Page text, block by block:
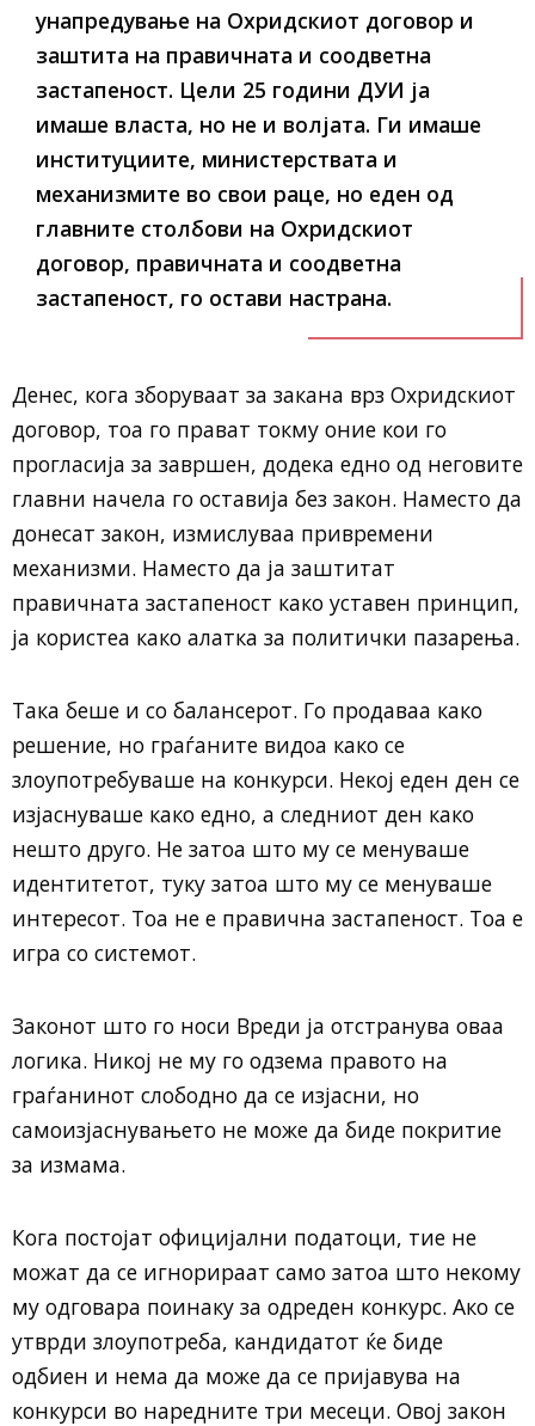
унапредување на Охридскиот договор и
заштита на правичната и соодветна
застапеност. Цели 25 години ДУИ ја
имаше власта, но не и волјата. Ги имаше
институциите, министерствата и
механизмите во свои раце, но еден од
главните столбови на Охридскиот
договор, правичната и соодветна
застапеност, го остави настрана.
Денес, кога зборуваат за закана врз Охридскиот
договор, тоа го прават токму оние кои го
прогласија за завршен, додека едно од неговите
главни начела го оставија без закон. Наместо да
донесат закон, измислуваа привремени
механизми. Наместо да ја заштитат
правичната застапеност како уставен принцип,
ја користеа како алатка за политички пазарења.
Така беше и со балансерот. Го продаваа како
решение, но граѓаните видоа како се
злоупотребуваше на конкурси. Некој еден ден се
изјаснуваше како едно, а следниот ден како
нешто друго. Не затоа што му се менуваше
идентитетот, туку затоа што му се менуваше
интересот. Тоа не е правична застапеност. Тоа е
игра со системот.
Законот што го носи Вреди ја отстранува оваа
логика. Никој не му го одзема правото на
граѓанинот слободно да се изјасни, но
самоизјаснувањето не може да биде покритие
за измама.
Кога постојат официјални податоци, тие не
можат да се игнорираат само затоа што некому
му одговара поинаку за одреден конкурс. Ако се
утврди злоупотреба, кандидатот ќе биде
одбиен и нема да може да се пријавува на
конкурси во наредните три месеци. Овој закон